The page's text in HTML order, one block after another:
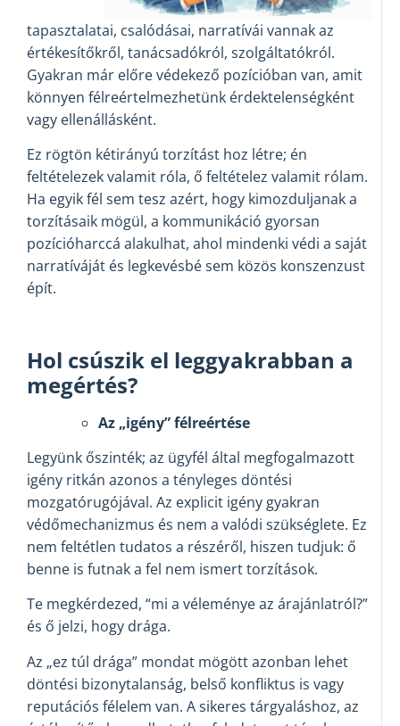
tapasztalatai, csalódásai, narratívái vannak az
értékesítőkről, tanácsadókról, szolgáltatókról.
Gyakran már előre védekező pozícióban van, amit
könnyen félreértelmezhetünk érdektelenségként
vagy ellenállásként.
Ez rögtön kétirányú torzítást hoz létre; én
feltételezek valamit róla, ő feltételez valamit rólam.
Ha egyik fél sem tesz azért, hogy kimozduljanak a
torzításaik mögül, a kommunikáció gyorsan
pozícióharccá alakulhat, ahol mindenki védi a saját
narratíváját és legkevésbé sem közös konszenzust
épít.
Hol csúszik el leggyakrabban a
megértés?
Az „igény” félreértése
Legyünk őszinték; az ügyfél által megfogalmazott
igény ritkán azonos a tényleges döntési
mozgatórugójával. Az explicit igény gyakran
védőmechanizmus és nem a valódi szükséglete. Ez
nem feltétlen tudatos a részéről, hiszen tudjuk: ő
benne is futnak a fel nem ismert torzítások.
Te megkérdezed, “mi a véleménye az árajánlatról?”
és ő jelzi, hogy drága.
Az „ez túl drága” mondat mögött azonban lehet
döntési bizonytalanság, belső konfliktus is vagy
reputációs félelem van. A sikeres tárgyaláshoz, az